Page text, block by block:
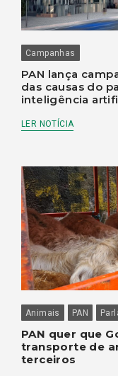
Campanhas
PAN lança
das causas do
inteligência
LER NOTÍCIA
Animais PAN
PAN quer que
transporte de
terceiros